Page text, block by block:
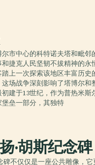
市中心的科特诺夫塔和毗邻
捷克人民坚韧不拔精神的永
上一次探索该地区丰富历史
场战争深刻影响了塔博尔和
建于13世纪，作为普热米斯
垒一部分，其独特
·胡斯纪念碑
碑不仅仅是一座公共雕像，